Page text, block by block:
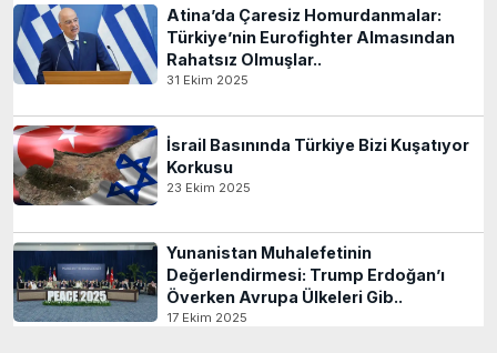
Atina’da Çaresiz Homurdanmalar:
Türkiye’nin Eurofighter Almasından
Rahatsız Olmuşlar..
31 Ekim 2025
İsrail Basınında Türkiye Bizi Kuşatıyor
Korkusu
23 Ekim 2025
Yunanistan Muhalefetinin
Değerlendirmesi: Trump Erdoğan’ı
Överken Avrupa Ülkeleri Gib..
17 Ekim 2025